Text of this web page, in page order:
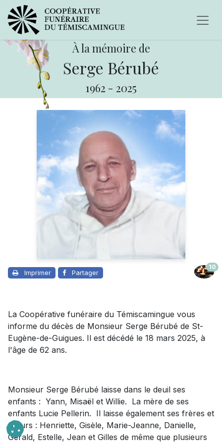
À la mémoire de
Serge Bérubé
1962 - 2025
Imprimer Partager
10
La Coopérative funéraire du Témiscamingue vous
informe du décès de Monsieur Serge Bérubé de St-
Eugène-de-Guigues. Il est décédé le 18 mars 2025, à
l'âge de 62 ans.
Monsieur Serge Bérubé laisse dans le deuil ses
enfants : Yann, Misaël et Willie. La mère de ses
enfants Lucie Pellerin. Il laisse également ses frères et
sœurs : Henriette, Gisèle, Marie-Jeanne, Danielle,
Gérald, Estelle, Jean et Gilles de même que plusieurs